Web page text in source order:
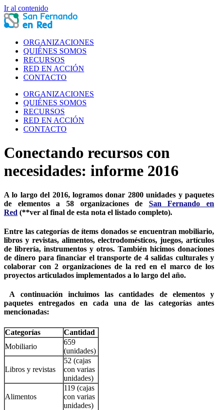
Ir al contenido
ORGANIZACIONES
QUIÉNES SOMOS
RECURSOS
RED EN ACCIÓN
CONTACTO
ORGANIZACIONES
QUIÉNES SOMOS
RECURSOS
RED EN ACCIÓN
CONTACTO
Conectando recursos con
necesidades: informe 2016
A lo largo del 2016, logramos donar 2800 unidades y paquetes
de elementos a 58 organizaciones de San Fernando en
Red (**ver al final de esta nota el listado completo).
Entre las categorías de ítems donados se encuentran mobiliario,
libros y revistas, alimentos, electrodomésticos, juegos, artículos
de librería, instrumentos y otros. También hicimos donaciones
de dinero para financiar el transporte de 4 salidas culturales y
colaborar con 2 organizaciones de la red en el marco de los
proyectos articulados implementados a lo largo del año.
A continuación incluimos las cantidades de elementos y
paquetes entregados en cada una de las categorías antes
mencionadas:
Categorías
Cantidad
Mobiliario
659
(unidades)
Libros y revistas
52 (cajas
con varias
unidades)
Alimentos
119 (cajas
con varias
unidades)